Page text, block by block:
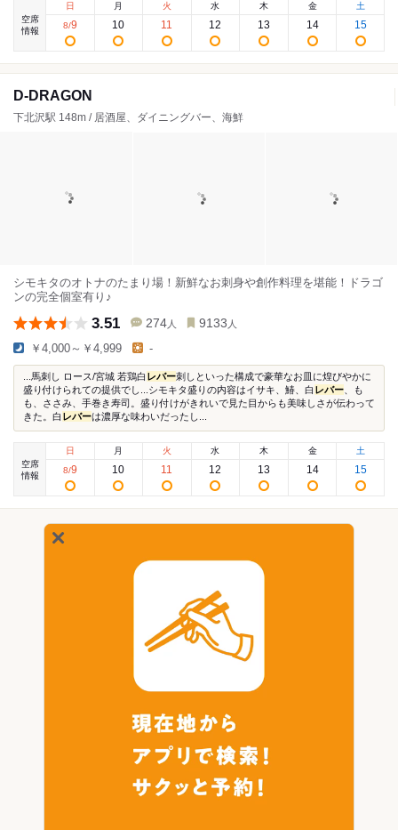
空席
情報
日
8/9
月
10
火
11
水
12
木
13
金
14
土
15
D-DRAGON
下北沢駅 148m / 居酒屋、ダイニングバー、海鮮
シモキタのオトナのたまり場！新鮮なお刺身や創作料理を堪能！ドラゴ
ンの完全個室有り♪
3.51 274 人 9133 人
￥4,000～￥4,999 -
...馬刺し ロース/宮城 若鶏白 レバー刺しといった構成で豪華なお皿に煌びやかに
盛り付けられての提供でし...シモキタ盛りの内容はイサキ、鰆、白 レバー 、も
も、ささみ、手巻き寿司。盛り付けがきれいで見た目からも美味しさが伝わって
きた。白 レバーは濃厚な味わいだったし...
空席
情報
日
8/9
月
10
火
11
水
12
木
13
金
14
土
15